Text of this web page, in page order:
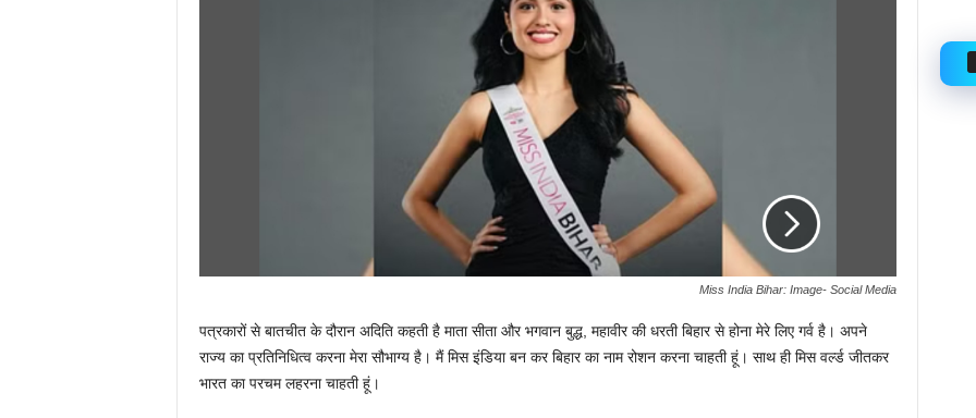
Miss India Bihar: Image- Social Media
पत्रकारों से बातचीत के दौरान अदिति कहती है माता सीता और भगवान बुद्ध, महावीर की धरती बिहार से होना मेरे लिए गर्व है। अपने
राज्य का प्रतिनिधित्व करना मेरा सौभाग्य है। मैं मिस इंडिया बन कर बिहार का नाम रोशन करना चाहती हूं। साथ ही मिस वर्ल्ड जीतकर
भारत का परचम लहरना चाहती हूं।